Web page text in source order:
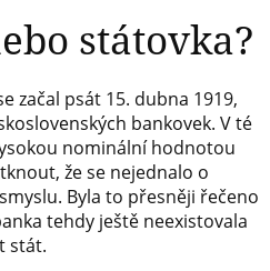
státovka?
začal psát 15. dubna 1919,
bankovek. V té
nominální hodnotou
že se nejednalo o
Byla to přesněji řečeno
tehdy ještě neexistovala
stát.